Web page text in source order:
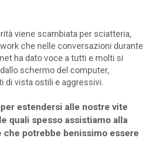
viene scambiata per sciatteria,
che nelle conversazioni durante
ha dato voce a tutti e molti si
schermo del computer,
di vista ostili e aggressivi.
estendersi alle nostre vite
quali spesso assistiamo alla
che potrebbe benissimo essere